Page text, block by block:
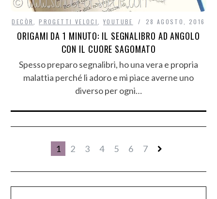
DECÒR ,PROGETTI VELOCI YOUTUBE 28 AGOSTO, 2016
ORIGAMI DA 1 MINUTO: IL SEGNALIBRO AD ANGOLO
CON IL CUORE SAGOMATO
Spesso preparo segnalibri, ho una vera e propria
malattia perché li adoro e mi piace averne uno
diverso per ogni…
1 2 3 4 5 6 7